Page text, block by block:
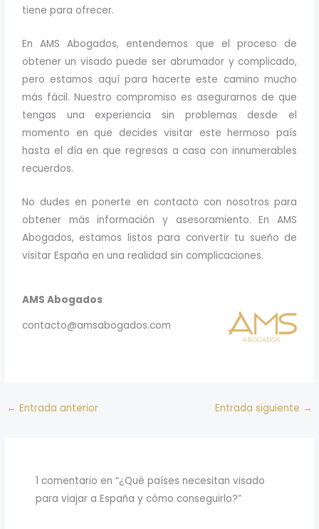
tiene para ofrecer.
En AMS Abogados, entendemos que el proceso de
obtener un visado puede ser abrumador y complicado,
pero estamos aquí para hacerte este camino mucho
más fácil. Nuestro compromiso es asegurarnos de que
tengas una experiencia sin problemas desde el
momento en que decides visitar este hermoso país
hasta el día en que regresas a casa con innumerables
recuerdos.
No dudes en ponerte en contacto con nosotros para
obtener más información y asesoramiento. En AMS
Abogados, estamos listos para convertir tu sueño de
visitar España en una realidad sin complicaciones.
AMS Abogados
contacto@amsabogados.com
← Entrada anterior Entrada siguiente →
1 comentario en “¿Qué países necesitan visado
para viajar a España y cómo conseguirlo?”